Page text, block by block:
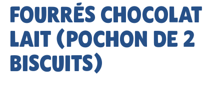
FOURRÉS CHOCOLAT
LAIT (POCHON DE 2
BISCUITS)